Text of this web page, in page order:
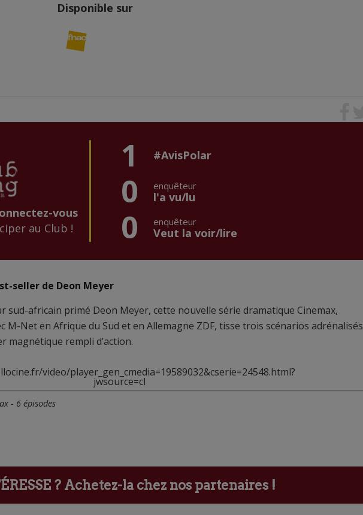
Disponible sur
vous
au Club !
1 #AvisPolar
0 enquêteur
l'a vu/lu
0 enquêteur
Veut la voir/lire
seller de Deon Meyer
sud-africain primé Deon Meyer, cette nouvelle série dramatique Cinemax,
M-Net en Afrique du Sud et en Allemagne ZDF, tisse trois scénarios adrénalisés
rempli d’action.
video/player_gen_cmedia=19589032&cserie=24548.html?
jwsource=cl
- 6 épisodes
? Achetez-la chez nos partenaires !